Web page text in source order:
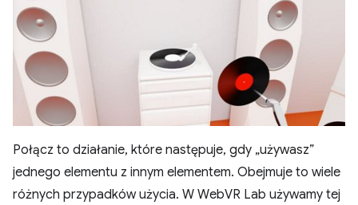
Połącz to działanie, które następuje, gdy „używasz”
jednego elementu z innym elementem. Obejmuje to wiele
różnych przypadków użycia. W WebVR Lab używamy tej